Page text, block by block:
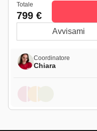
Totale
799 €
Avvisami
Coordinatore
Chiara